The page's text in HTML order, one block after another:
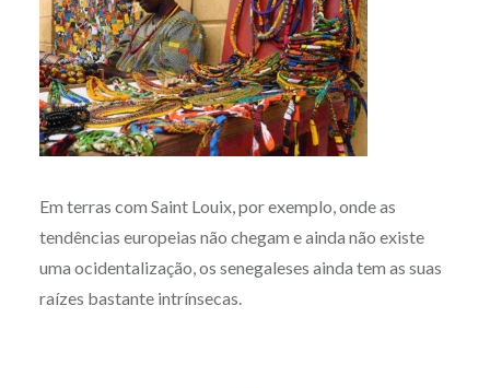
Em terras com Saint Louix, por exemplo, onde as
tendências europeias não chegam e ainda não existe
uma ocidentalização, os senegaleses ainda tem as suas
raízes bastante intrínsecas.